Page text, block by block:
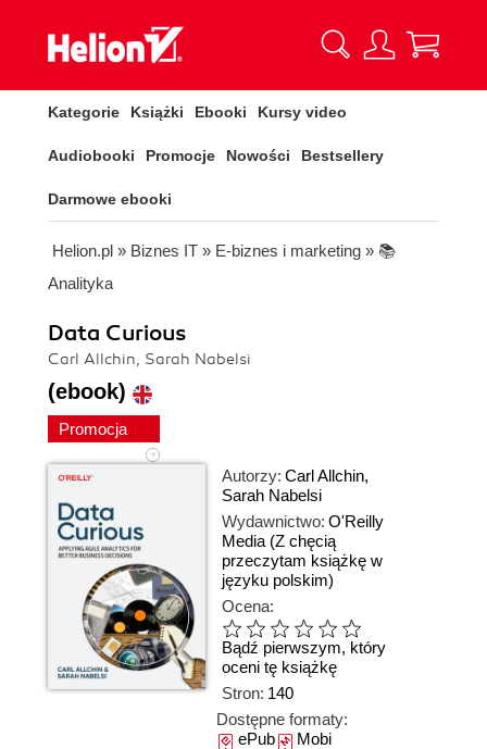
Kategorie Książki Ebooki Kursy video
Audiobooki Promocje Nowości Bestsellery
Darmowe ebooki
Helion.pl » Biznes IT » E-biznes i marketing » 📚
Analityka
Data Curious
Carl Allchin, Sarah Nabelsi
(ebook)
Promocja
Autorzy: Carl Allchin,
Sarah Nabelsi
Wydawnictwo: O'Reilly
Media (Z chęcią
przeczytam książkę w
języku polskim)
Ocena:
Bądź pierwszym, który
oceni tę książkę
Stron: 140
Dostępne formaty:
ePubMobi